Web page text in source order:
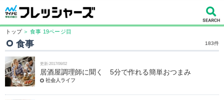
トップ ＞ 食事 19ページ目
食事 183件
更新:2017/06/02
居酒屋調理師に聞く 5分で作れる簡単おつまみ
社会人ライフ